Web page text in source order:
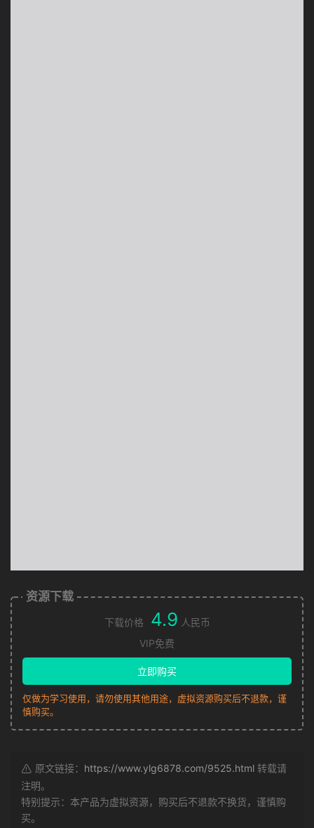
资源下载
下载价格 4.9 人民币
VIP免费
立即购买
仅做为学习使用，请勿使用其他用途，虚拟资源购买后不退款，谨
慎购买。
原文链接： https://www.ylg6878.com/9525.html 转载请
注明。
特别提示：本产品为虚拟资源，购买后不退款不换货，谨慎购
买。